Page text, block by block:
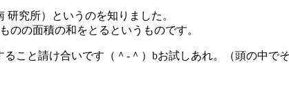
究所）というのを知りました。
の面積の和をとるというものです。
こと請け合いです（＾-＾）bお試しあれ。（頭の中で